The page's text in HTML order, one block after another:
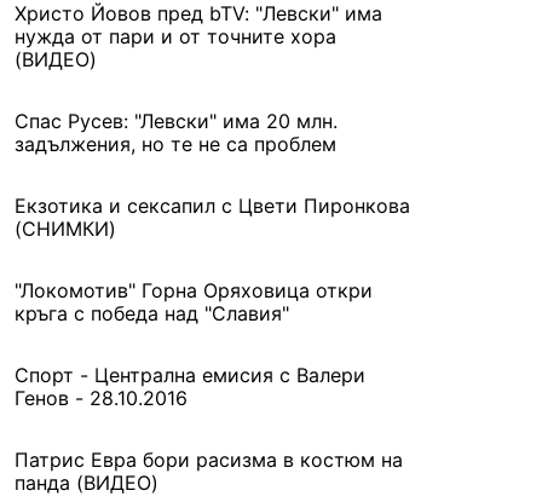
Христо Йовов пред bTV: "Левски" има
нужда от пари и от точните хора
(ВИДЕО)
Спас Русев: "Левски" има 20 млн.
задължения, но те не са проблем
Екзотика и сексапил с Цвети Пиронкова
(СНИМКИ)
"Локомотив" Горна Оряховица откри
кръга с победа над "Славия"
Спорт - Централна емисия с Валери
Генов - 28.10.2016
Патрис Евра бори расизма в костюм на
панда (ВИДЕО)